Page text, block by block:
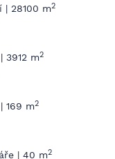
| 28100 m2
3912 m2
169 m2
| 40 m2